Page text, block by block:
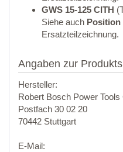
GWS 15-125 CITH
Siehe auch Position
Ersatzteilzeichnung.
Angaben zur
Hersteller:
Robert Bosch Power Tools
Postfach 30 02 20
70442 Stuttgart
E-Mail: